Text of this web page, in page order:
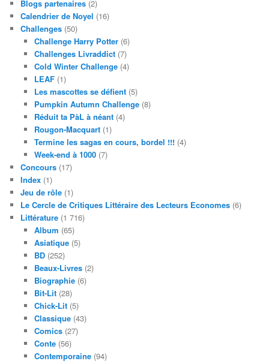
Blogs partenaires (2)
Calendrier de Noyel (16)
Challenges (50)
Challenge Harry Potter(6)
Challenges Livraddict(7)
Cold Winter Challenge(4)
LEAF(1)
Les mascottes se défient(5)
Pumpkin Autumn Challenge(8)
Réduit ta PàL à néant(4)
Rougon-Macquart(1)
Termine les sagas en cours, bordel !!!(4)
Week-end à 1000(7)
Concours (17)
Index (1)
Jeu de rôle (1)
Le Cercle de Critiques Littéraire des Lecteurs Economes (6)
Littérature (1 716)
Album (65)
Asiatique(5)
BD(252)
Beaux-Livres(2)
Biographie(6)
Bit-Lit(28)
Chick-Lit(5)
Classique(43)
Comics(27)
Conte(56)
Contemporaine(94)